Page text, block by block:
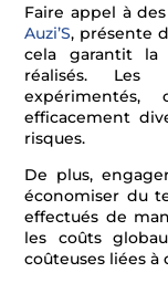
Faire appel à
Auzi’S, présente
cela garantit
réalisés. Les
efficacement
risques.
De plus,
économiser du
effectués de
les coûts
coûteuses liées